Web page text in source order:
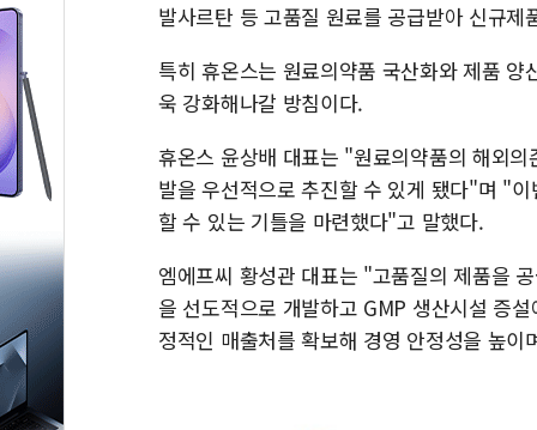
발사르탄 등 고품질 원료를 공급받아 신규제
특히 휴온스는 원료의약품 국산화와 제품
욱 강화해나갈 방침이다.
휴온스 윤상배 대표는 "원료의약품의 해외
발을 우선적으로 추진할 수 있게 됐다"며 "
할 수 있는 기틀을 마련했다"고 말했다.
엠에프씨 황성관 대표는 "고품질의 제품을
을 선도적으로 개발하고 GMP 생산시설 증
정적인 매출처를 확보해 경영 안정성을 높